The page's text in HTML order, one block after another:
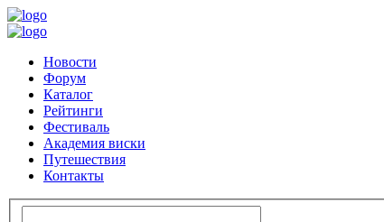
Новости
Форум
Каталог
Рейтинги
Фестиваль
Академия виски
Путешествия
Контакты